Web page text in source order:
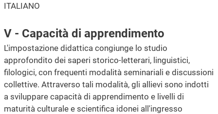
ITALIANO
V - Capacità di apprendimento
L'impostazione didattica congiunge lo studio
approfondito dei saperi storico-letterari, linguistici,
filologici, con frequenti modalità seminariali e discussioni
collettive. Attraverso tali modalità, gli allievi sono indotti
a sviluppare capacità di apprendimento e livelli di
maturità culturale e scientifica idonei all'ingresso